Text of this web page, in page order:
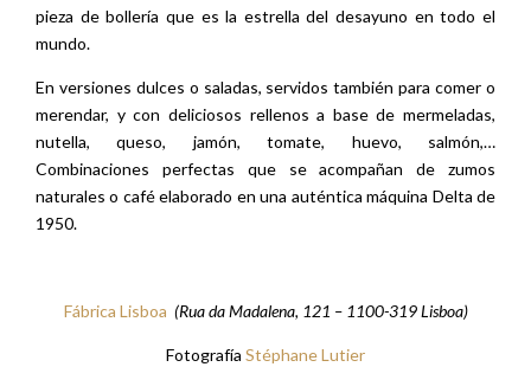
pieza de bollería que es la estrella del desayuno en todo el
mundo.
En versiones dulces o saladas, servidos también para comer o
merendar, y con deliciosos rellenos a base de mermeladas,
nutella, queso, jamón, tomate, huevo, salmón,…
Combinaciones perfectas que se acompañan de zumos
naturales o café elaborado en una auténtica máquina Delta de
1950.
Fábrica Lisboa (Rua da Madalena, 121 – 1100-319 Lisboa)
Fotografía Stéphane Lutier